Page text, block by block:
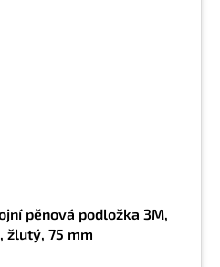
pěnová podložka 3M,
žlutý, 75 mm